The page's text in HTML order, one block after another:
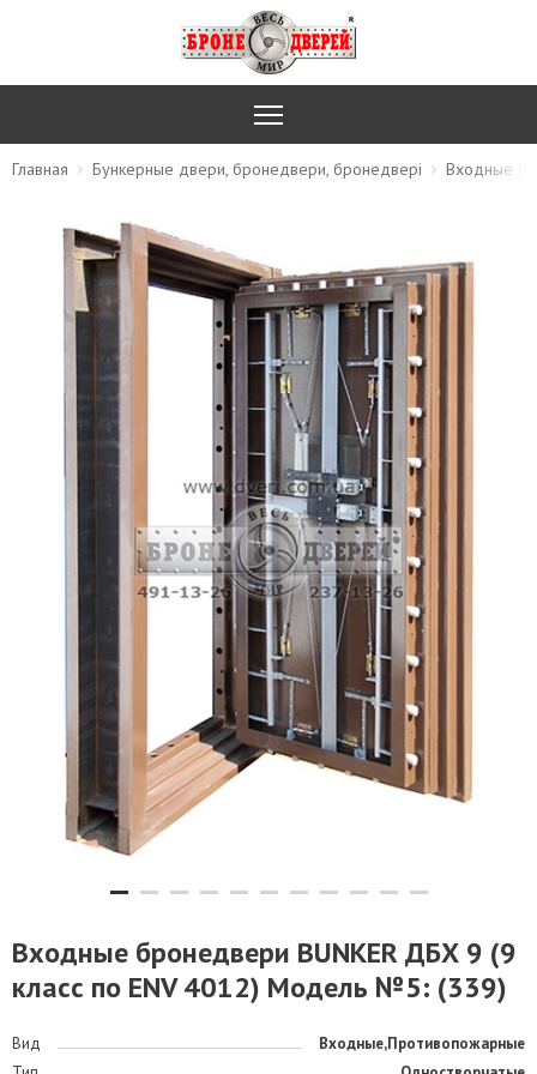
Главная Бункерные двери, бронедвери, бронедвері Входные
Входные бронедвери BUNKER ДБХ 9 (9
класс по ENV 4012) Модель №5: (339)
Вид
Входные,Противопожарные